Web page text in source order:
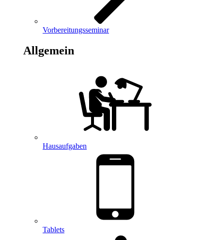
Vorbereitungsseminar
Allgemein
Hausaufgaben
Tablets